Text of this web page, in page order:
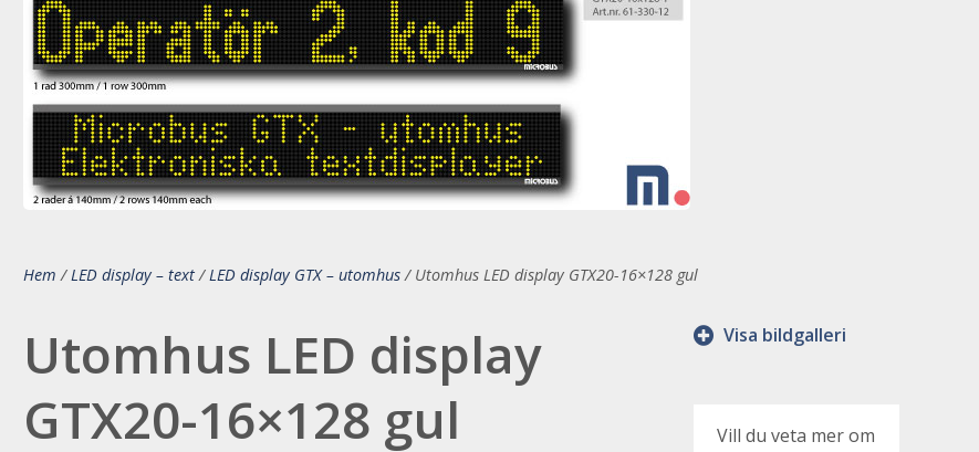
Hem /LED display – text/LED display GTX – utomhus/ Utomhus LED display GTX20-16×128 gul
Utomhus LED display
GTX20-16×128 gul
Visa bildgalleri
den här produkten?